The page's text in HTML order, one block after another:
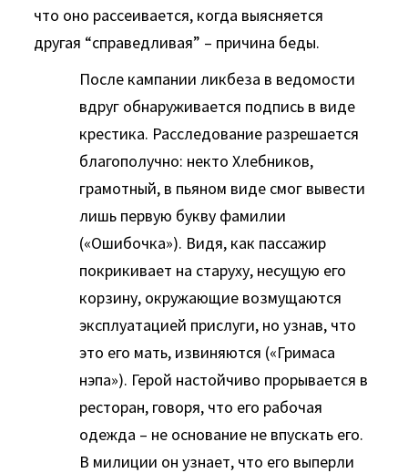
что оно рассеивается, когда выясняется
другая “справедливая” – причина беды.
После кампании ликбеза в ведомости
вдруг обнаруживается подпись в виде
крестика. Расследование разрешается
благополучно: некто Хлебников,
грамотный, в пьяном виде смог вывести
лишь первую букву фамилии
(«Ошибочка»). Видя, как пассажир
покрикивает на старуху, несущую его
корзину, окружающие возмущаются
эксплуатацией прислуги, но узнав, что
это его мать, извиняются («Гримаса
нэпа»). Герой настойчиво прорывается в
ресторан, говоря, что его рабочая
одежда – не основание не впускать его.
В милиции он узнает, что его выперли